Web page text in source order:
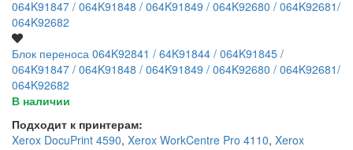
Блок переноса 064K92841 / 64K91844 / 064K91845 /
064K91847 / 064K91848 / 064K91849 / 064K92680 / 064K92681/
064K92682
В наличии
Подходит к принтерам:
Xerox DocuPrint 4590, Xerox WorkCentre Pro 4110, Xerox